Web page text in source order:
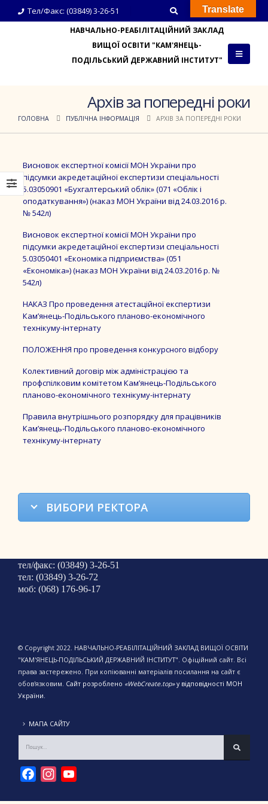
Тел/Факс: (03849) 3-26-51
НАВЧАЛЬНО-РЕАБІЛІТАЦІЙНИЙ ЗАКЛАД
ВИЩОЇ ОСВІТИ "КАМ'ЯНЕЦЬ-
ПОДІЛЬСЬКИЙ ДЕРЖАВНИЙ ІНСТИТУТ"
Архів за попередні роки
ГОЛОВНА ПУБЛІЧНА ІНФОРМАЦІЯ АРХІВ ЗА ПОПЕРЕДНІ РОКИ
Висновок експертної комісії МОН України про
підсумки акредетаційної експертизи спеціальності
5.03050901 «Бухгалтерський облік» (071 «Облік і
оподаткування») (наказ МОН України від 24.03.2016 р.
№ 542л)
Висновок експертної комісії МОН України про
підсумки акредетаційної експертизи спеціальності
5.03050401 «Економіка підприємства» (051
«Економіка») (наказ МОН України від 24.03.2016 р. №
542л)
НАКАЗ Про проведення атестаційної експертизи
Кам’янець-Подільського планово-економічного
технікуму-інтернату
ПОЛОЖЕННЯ про проведення конкурсного відбору
Колективний договір між адміністрацією та
профспілковим комітетом Кам’янець-Подільського
планово-економічного технікуму-інтернату
Правила внутрішнього розпорядку для працівників
Кам’янець-Подільського планово-економічного
технікуму-інтернату
ВИБОРИ РЕКТОРА
тел/факс: (03849) 3-26-51
тел: (03849) 3-26-72
моб: (068) 176-96-17
© Copyright 2022. НАВЧАЛЬНО-РЕАБІЛІТАЦІЙНИЙ ЗАКЛАД ВИЩОЇ ОСВІТИ
"КАМ'ЯНЕЦЬ-ПОДІЛЬСЬКИЙ ДЕРЖАВНИЙ ІНСТИТУТ". Офіційний сайт. Всі
права застережено. При копіюванні матеріалів посилання на сайт є
обов'язковим. Сайт розроблено «WebCreate.top»у відповідності МОН
України.
МАПА САЙТУ
FacebookInstagram
Translate